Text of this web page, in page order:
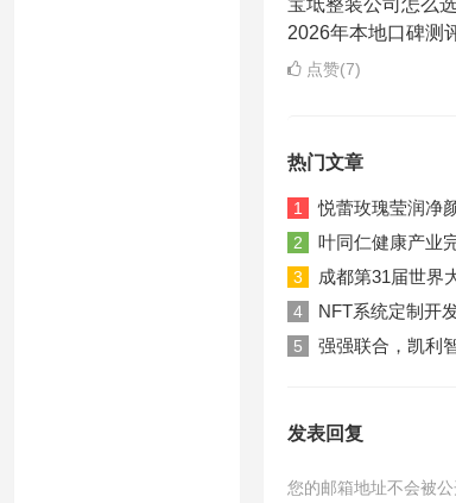
宝坻整装公司怎么
2026年本地口碑测
点赞(7)
热门文章
1 悦蕾玫瑰莹润净
2 叶同仁健康产业
3 成都第31届世界
4 NFT系统定制开
5 强强联合，凯利
发表回复
您的邮箱地址不会被公